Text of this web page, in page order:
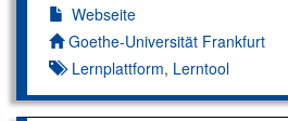
Webseite
Autor*in:
Goethe-Universität Frankfurt
Lernplattform, Lerntool